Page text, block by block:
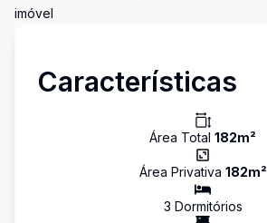
imóvel
Características
Área Total 182m²
Área Privativa 182m²
3 Dormitórios